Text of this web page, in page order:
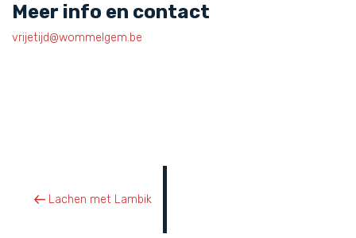
Meer info en contact
vrijetijd@wommelgem.be
Vorig bericht
Lachen met Lambik